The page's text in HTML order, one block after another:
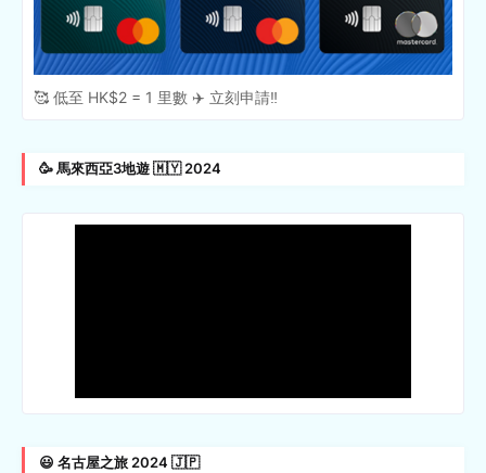
🥰 低至 HK$2 = 1 里數 ✈️ 立刻申請‼️
🥳 馬來西亞3地遊 🇲🇾 2024
😃 名古屋之旅 2024 🇯🇵